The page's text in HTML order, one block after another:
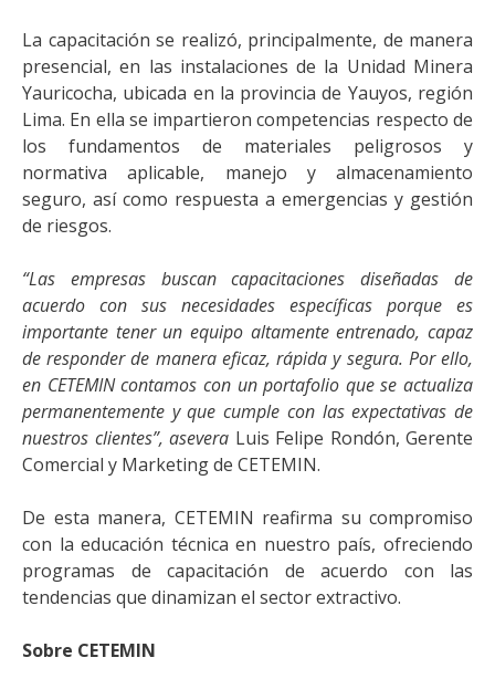
La capacitación se realizó, principalmente, de manera
presencial, en las instalaciones de la Unidad Minera
Yauricocha, ubicada en la provincia de Yauyos, región
Lima. En ella se impartieron competencias respecto de
los fundamentos de materiales peligrosos y
normativa aplicable, manejo y almacenamiento
seguro, así como respuesta a emergencias y gestión
de riesgos.
“Las empresas buscan capacitaciones diseñadas de
acuerdo con sus necesidades específicas porque es
importante tener un equipo altamente entrenado, capaz
de responder de manera eficaz, rápida y segura. Por ello,
en CETEMIN contamos con un portafolio que se actualiza
permanentemente y que cumple con las expectativas de
nuestros clientes”, asevera Luis Felipe Rondón, Gerente
Comercial y Marketing de CETEMIN.
De esta manera, CETEMIN reafirma su compromiso
con la educación técnica en nuestro país, ofreciendo
programas de capacitación de acuerdo con las
tendencias que dinamizan el sector extractivo.
Sobre CETEMIN